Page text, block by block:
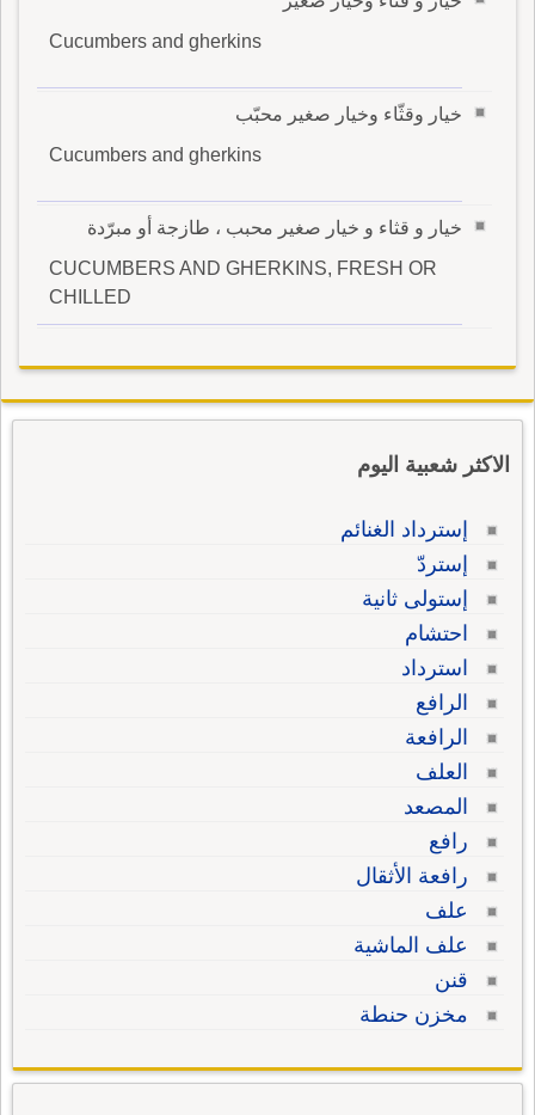
Cucumbers and gherkins
خيار وقثّاء وخيار صغير محبّب
Cucumbers and gherkins
خيار و قثاء و خيار صغير محبب ، طازجة أو مبرّدة
CUCUMBERS AND GHERKINS, FRESH OR
CHILLED
الاكثر شعبية اليوم
إسترداد الغنائم
إستردّ
إستولى ثانية
احتشام
استرداد
الرافع
الرافعة
العلف
المصعد
رافع
رافعة الأثقال
علف
علف الماشية
قنن
مخزن حنطة